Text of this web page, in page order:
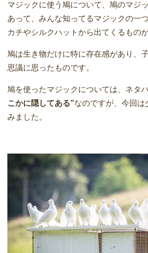
マジックに使う鳩について、鳩のマジ
あって、みんな知ってるマジックの一
カチやシルクハットから出てくるもの
鳩は生き物だけに特に存在感があり、
思議に思ったものです。
鳩を使ったマジックについては、ネタ
こかに隠してある”なのですが、今回は
みました。